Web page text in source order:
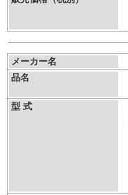
メーカー名
品名
型 式